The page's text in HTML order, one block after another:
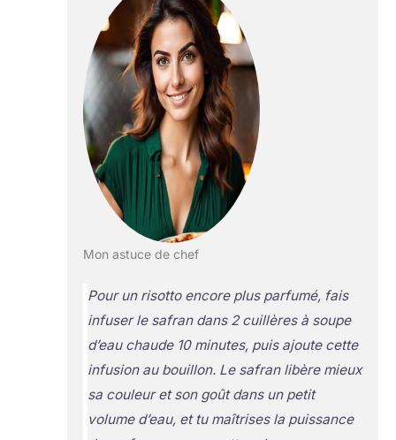
Mon astuce de chef
Pour un risotto encore plus parfumé, fais
infuser le safran dans 2 cuillères à soupe
d’eau chaude 10 minutes, puis ajoute cette
infusion au bouillon. Le safran libère mieux
sa couleur et son goût dans un petit
volume d’eau, et tu maîtrises la puissance